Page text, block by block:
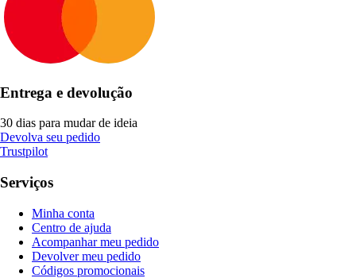
Entrega e devolução
30 dias para mudar de ideia
Devolva seu pedido
Trustpilot
Serviços
Minha conta
Centro de ajuda
Acompanhar meu pedido
Devolver meu pedido
Códigos promocionais